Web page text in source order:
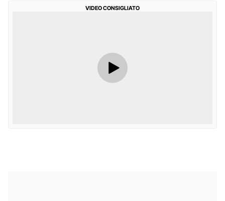
VIDEO CONSIGLIATO